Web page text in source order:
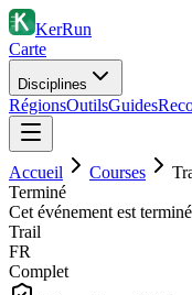
KerRun
Carte
Disciplines
RégionsOutilsGuides
Accueil Courses
Terminé
Cet événement est terminé
Trail
FR
Complet